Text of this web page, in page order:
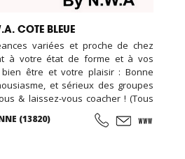
COTE BLEUE
variées et proche de chez
à votre état de forme et à vos
être et votre plaisir : Bonne
et sérieux des groupes
& laissez-vous coacher ! (Tous
séances semaine / évènements
(13820)